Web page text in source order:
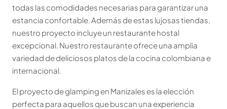
todas las comodidades necesarias para garantizar una
estancia confortable. Además de estas lujosas tiendas,
nuestro proyecto incluye un restaurante hostal
excepcional. Nuestro restaurante ofrece una amplia
variedad de deliciosos platos de la cocina colombiana e
internacional.
El proyecto de glamping en Manizales es la elección
perfecta para aquellos que buscan una experiencia